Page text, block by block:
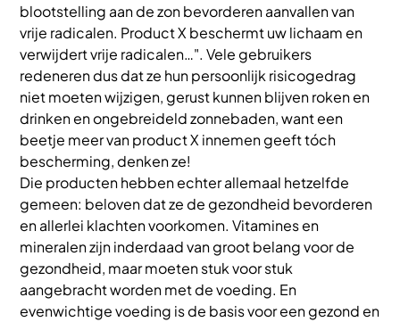
blootstelling aan de zon bevorderen aanvallen van
vrije radicalen. Product X beschermt uw lichaam en
verwijdert vrije radicalen…". Vele gebruikers
redeneren dus dat ze hun persoonlijk risicogedrag
niet moeten wijzigen, gerust kunnen blijven roken en
drinken en ongebreideld zonnebaden, want een
beetje meer van product X innemen geeft tóch
bescherming, denken ze!
Die producten hebben echter allemaal hetzelfde
gemeen: beloven dat ze de gezondheid bevorderen
en allerlei klachten voorkomen. Vitamines en
mineralen zijn inderdaad van groot belang voor de
gezondheid, maar moeten stuk voor stuk
aangebracht worden met de voeding. En
evenwichtige voeding is de basis voor een gezond en